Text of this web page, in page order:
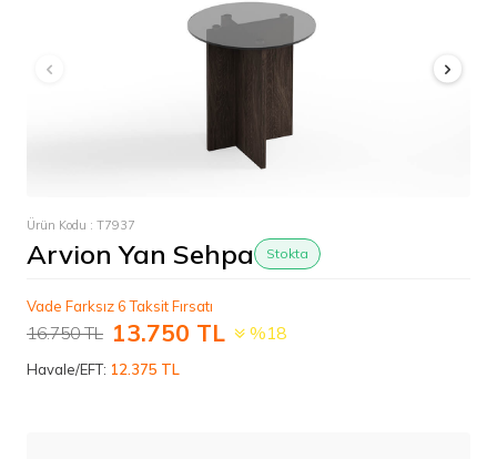
Ürün Kodu : T7937
Arvion Yan Sehpa Stokta
Vade Farksız 6 Taksit Fırsatı
16.750TL 13.750 TL %18
Havale/EFT: 12.375 TL